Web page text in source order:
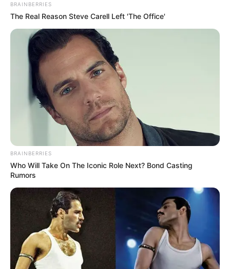
BRAINBERRIES
The Real Reason Steve Carell Left 'The Office'
BRAINBERRIES
Who Will Take On The Iconic Role Next? Bond Casting
Rumors